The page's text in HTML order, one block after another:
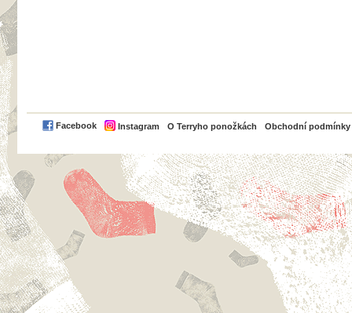
Facebook Instagram O Terryho ponožkách Obchodní podmínky
PayPal